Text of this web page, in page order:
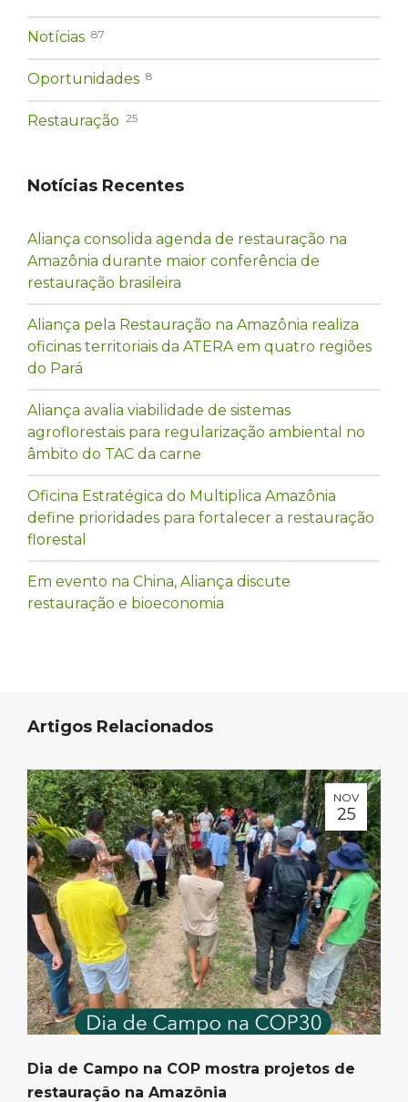
Notícias 87
Oportunidades 8
Restauração 25
Notícias Recentes
Aliança consolida agenda de restauração na
Amazônia durante maior conferência de
restauração brasileira
Aliança pela Restauração na Amazônia realiza
oficinas territoriais da ATERA em quatro regiões
do Pará
Aliança avalia viabilidade de sistemas
agroflorestais para regularização ambiental no
âmbito do TAC da carne
Oficina Estratégica do Multiplica Amazônia
define prioridades para fortalecer a restauração
florestal
Em evento na China, Aliança discute
restauração e bioeconomia
Artigos Relacionados
NOV
25
Dia de Campo na COP mostra projetos de
restauração na Amazônia